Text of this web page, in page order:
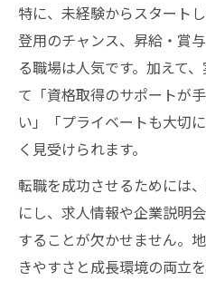
特に、未経験からスタート
登用のチャンス、昇給・賞
る職場は人気です。加えて
て「資格取得のサポートが
い」「プライベートも大切
く見受けられます。
転職を成功させるためには
にし、求人情報や企業説明
することが欠かせません。
きやすさと成長環境の両立